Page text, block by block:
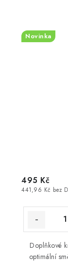
Novinka
441,96 Kč bez
495 Kč
Doplňkové
optimální